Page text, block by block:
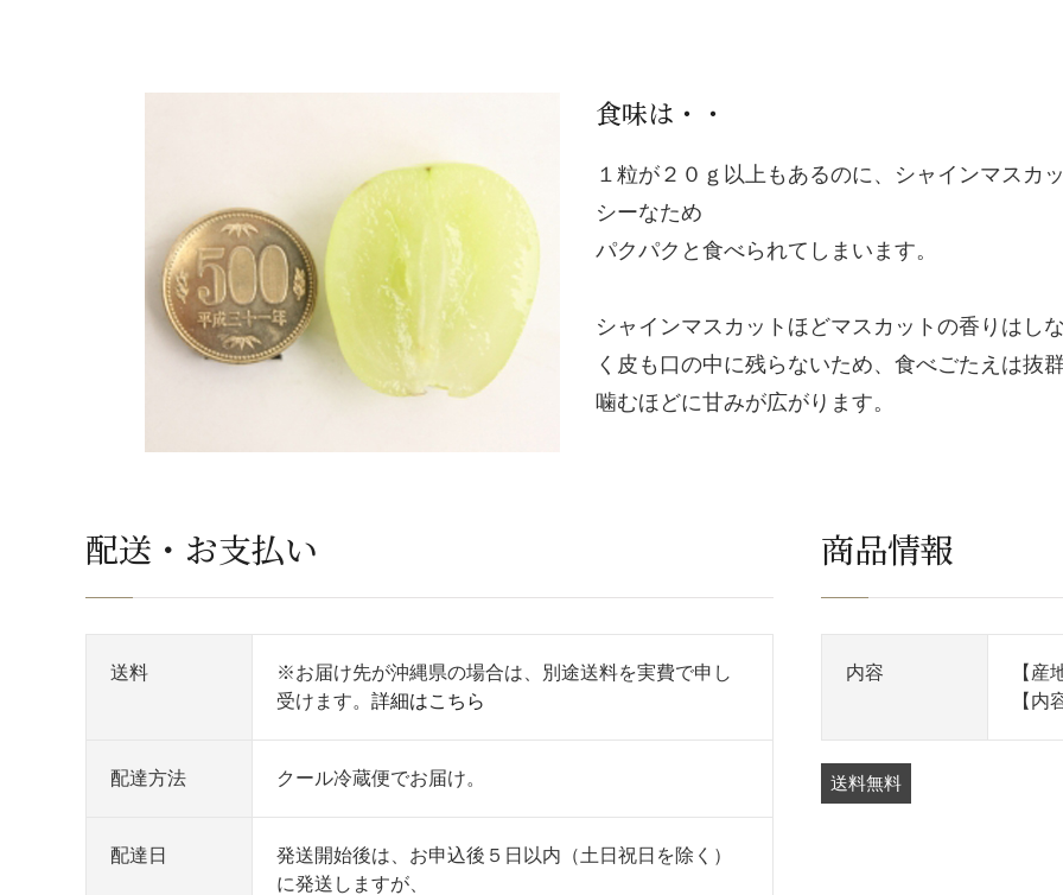
食味は・・
１粒が２０ｇ以上もあるのに、シャインマスカ
シーなため
パクパクと食べられてしまいます。
シャインマスカットほどマスカットの香りはし
く皮も口の中に残らないため、食べごたえは抜群
噛むほどに甘みが広がります。
配送・お支払い
送料
※お届け先が沖縄県の場合は、別途送料を実費で申し
受けます。 詳細はこちら
配達方法 クール冷蔵便でお届け。
配達日
発送開始後は、お申込後５日以内（土日祝日を除く）
に発送しますが、
商品情報
内容
【産
【内
送料無料